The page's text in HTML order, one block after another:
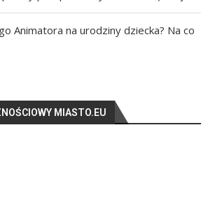
Animatora na urodziny dziecka? Na co
MIASTO.EU